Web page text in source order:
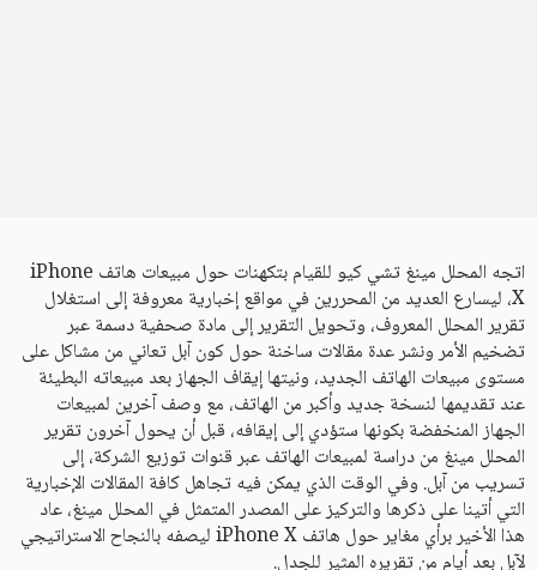
اتجه المحلل مينغ تشي كيو للقيام بتكهنات حول مبيعات هاتف iPhone
X، ليسارع العديد من المحررين في مواقع إخبارية معروفة إلى استغلال
تقرير المحلل المعروف، وتحويل التقرير إلى مادة صحفية دسمة عبر
تضخيم الأمر ونشر عدة مقالات ساخنة حول كون آبل تعاني من مشاكل على
مستوى مبيعات الهاتف الجديد، ونيتها إيقاف الجهاز بعد مبيعاته البطيئة
عند تقديمها لنسخة جديد وأكبر من الهاتف، مع وصف آخرين لمبيعات
الجهاز المنخفضة بكونها ستؤدي إلى إيقافه، قبل أن يحول آخرون تقرير
المحلل مينغ من دراسة لمبيعات الهاتف عبر قنوات توزيع الشركة، إلى
تسريب من آبل. وفي الوقت الذي يمكن فيه تجاهل كافة المقالات الإخبارية
التي أتينا على ذكرها والتركيز على المصدر المتمثل في المحلل مينغ، عاد
هذا الأخير برأي مغاير حول هاتف iPhone X ليصفه بالنجاح الاستراتيجي